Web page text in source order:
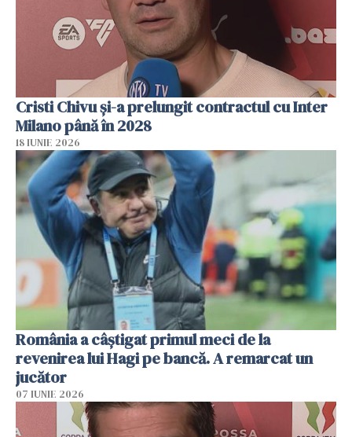
Cristi Chivu şi-a prelungit contractul cu Inter
Milano până în 2028
18 IUNIE 2026
România a câștigat primul meci de la
revenirea lui Hagi pe bancă. A remarcat un
jucător
07 IUNIE 2026